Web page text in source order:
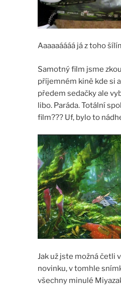
Aaaaaáááá já z toho
Samotný film jsme
příjemném kině kde si
předem sedačky ale
libo. Paráda. Totální
film??? Uf, bylo to
Jak už jste možná četli
novinku, v tomhle
všechny minulé